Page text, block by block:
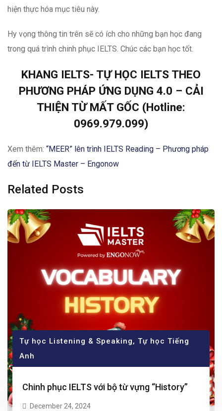
hiện thực hóa mục tiêu này.
Hy vọng thông tin trên sẽ có ích cho những bạn học đang
trong quá trình chinh phục IELTS. Chúc các bạn học tốt.
KHANG IELTS- TỰ HỌC IELTS THEO
PHƯƠNG PHÁP ỨNG DỤNG 4.0 – CẢI
THIỆN TỪ MẤT GỐC (Hotline:
0969.979.099)
Xem thêm: “MEER” lên trình IELTS Reading – Phương pháp
đến từ IELTS Master – Engonow
Related Posts
Tự học Listening & Speaking, Tự học Tiếng
Anh
Chinh phục IELTS với bộ từ vựng “History”
December 24, 2024